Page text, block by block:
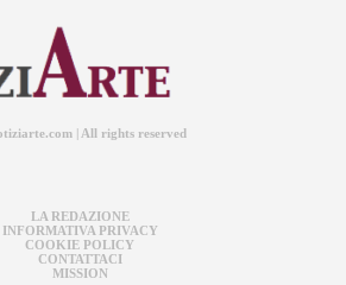
| All rights reserved
LA REDAZIONE
INFORMATIVA PRIVACY
COOKIE POLICY
CONTATTACI
MISSION